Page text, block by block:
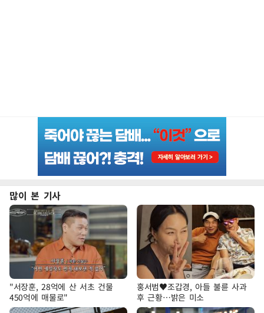
많이 본 기사
"서장훈, 28억에 산 서초 건물
450억에 매물로"
홍서범♥조갑경, 아들 불륜 사과
후 근황…밝은 미소